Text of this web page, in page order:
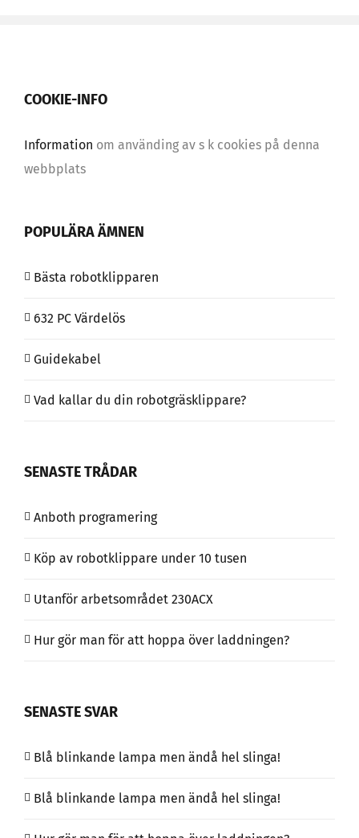
COOKIE-INFO
Information om använding av s k cookies på denna
webbplats
POPULÄRA ÄMNEN
Bästa robotklipparen
632 PC Värdelös
Guidekabel
Vad kallar du din robotgräsklippare?
SENASTE TRÅDAR
Anboth programering
Köp av robotklippare under 10 tusen
Utanför arbetsområdet 230ACX
Hur gör man för att hoppa över laddningen?
SENASTE SVAR
Blå blinkande lampa men ändå hel slinga!
Blå blinkande lampa men ändå hel slinga!